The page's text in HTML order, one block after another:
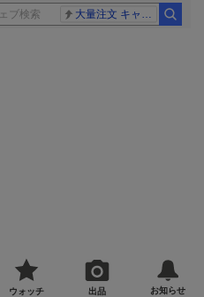
大量注文 キャンセル
ウォッチ 出品 お知らせ